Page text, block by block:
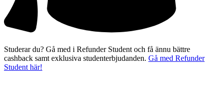
Studerar du? Gå med i Refunder Student och få ännu bättre
cashback samt exklusiva studenterbjudanden. Gå med Refunder
Student här!